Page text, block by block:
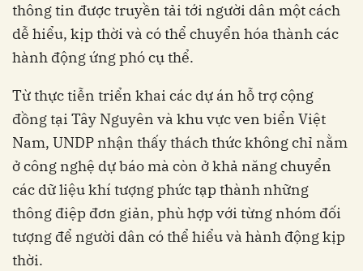
thông tin được truyền tải tới người dân một cách
dễ hiểu, kịp thời và có thể chuyển hóa thành các
hành động ứng phó cụ thể.
Từ thực tiễn triển khai các dự án hỗ trợ cộng
đồng tại Tây Nguyên và khu vực ven biển Việt
Nam, UNDP nhận thấy thách thức không chỉ nằm
ở công nghệ dự báo mà còn ở khả năng chuyển
các dữ liệu khí tượng phức tạp thành những
thông điệp đơn giản, phù hợp với từng nhóm đối
tượng để người dân có thể hiểu và hành động kịp
thời.